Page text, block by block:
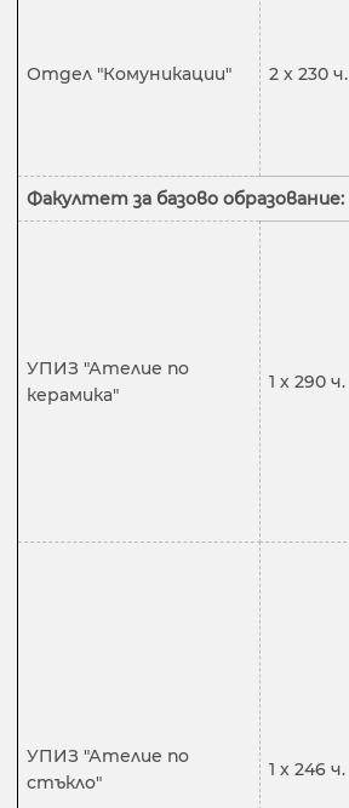
Отдел "Комуникации" 2 х 230 ч.
Факултет за базово образование:
УПИЗ "Ателие по
керамика"
1 х 290 ч.
УПИЗ "Ателие по
стъкло"
1 х 246 ч.